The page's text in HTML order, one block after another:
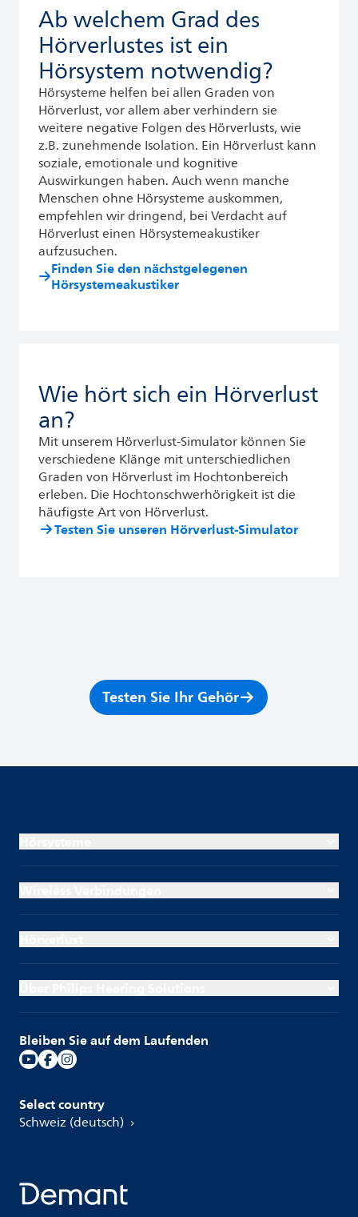
Ab welchem Grad des
Hörverlustes ist ein
Hörsystem notwendig?
Hörsysteme helfen bei allen Graden von
Hörverlust, vor allem aber verhindern sie
weitere negative Folgen des Hörverlusts, wie
z.B. zunehmende Isolation. Ein Hörverlust kann
soziale, emotionale und kognitive
Auswirkungen haben. Auch wenn manche
Menschen ohne Hörsysteme auskommen,
empfehlen wir dringend, bei Verdacht auf
Hörverlust einen Hörsystemeakustiker
aufzusuchen.
Finden Sie den nächstgelegenen
Hörsystemeakustiker
Wie hört sich ein Hörverlust
an?
Mit unserem Hörverlust-Simulator können Sie
verschiedene Klänge mit unterschiedlichen
Graden von Hörverlust im Hochtonbereich
erleben. Die Hochtonschwerhörigkeit ist die
häufigste Art von Hörverlust.
Testen Sie unseren Hörverlust-Simulator
Testen Sie Ihr Gehör
Bleiben Sie auf dem Laufenden
Select country
Schweiz (deutsch)